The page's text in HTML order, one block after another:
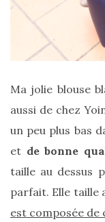
le
sac
Batman
RSVP
Paris
Ma jolie blouse
aussi de chez
un peu plus bas
et de bonne
taille au dessus
parfait. Elle taille
est composée de